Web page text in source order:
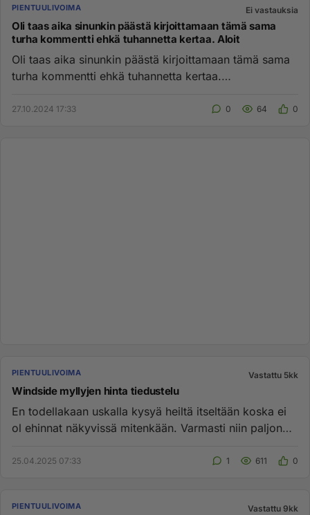
PIENTUULIVOIMA Ei vastauksia
Oli taas aika sinunkin päästä kirjoittamaan tämä sama
turha kommentti ehkä tuhannetta kertaa. Aloit
Oli taas aika sinunkin päästä kirjoittamaan tämä sama
turha kommentti ehkä tuhannetta kertaa.
27.10.2024 17:33 0 64 0
PIENTUULIVOIMA Vastattu 5kk
Windside myllyjen hinta tiedustelu
En todellakaan uskalla kysyä heiltä itseltään koska ei
ol ehinnat näkyvissä mitenkään. Varmasti niin paljon
25.04.2025 07:33 1 611 0
PIENTUULIVOIMA Vastattu 9kk